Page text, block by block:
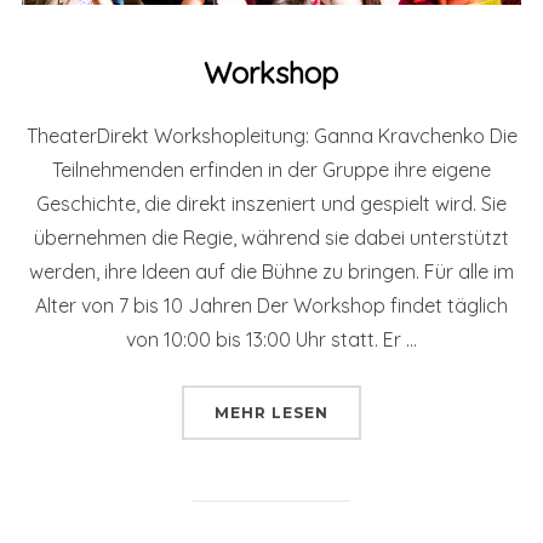
Workshop
TheaterDirekt Workshopleitung: Ganna Kravchenko Die
Teilnehmenden erfinden in der Gruppe ihre eigene
Geschichte, die direkt inszeniert und gespielt wird. Sie
übernehmen die Regie, während sie dabei unterstützt
werden, ihre Ideen auf die Bühne zu bringen. Für alle im
Alter von 7 bis 10 Jahren Der Workshop findet täglich
von 10:00 bis 13:00 Uhr statt. Er …
MEHR ÜBER „WORKSHOP“
LESEN